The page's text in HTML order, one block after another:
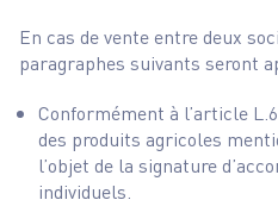
En cas de vente entre deux
paragraphes suivants seront
Conformément à l’article
des produits agricoles
l’objet de la signature
individuels.